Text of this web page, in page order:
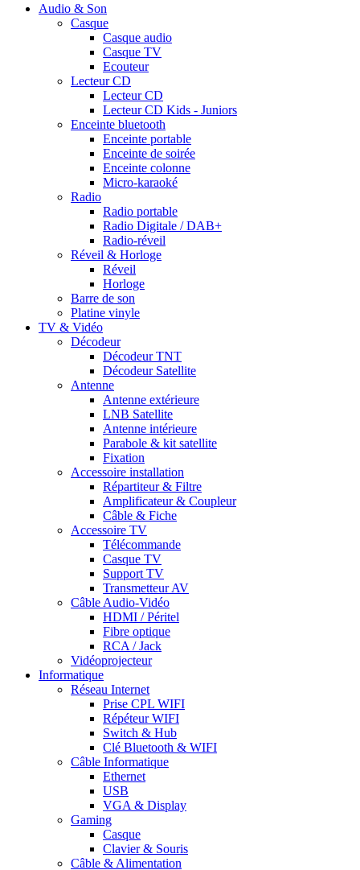
Audio & Son
Casque
Casque audio
Casque TV
Ecouteur
Lecteur CD
Lecteur CD
Lecteur CD Kids - Juniors
Enceinte bluetooth
Enceinte portable
Enceinte de soirée
Enceinte colonne
Micro-karaoké
Radio
Radio portable
Radio Digitale / DAB+
Radio-réveil
Réveil & Horloge
Réveil
Horloge
Barre de son
Platine vinyle
TV & Vidéo
Décodeur
Décodeur TNT
Décodeur Satellite
Antenne
Antenne extérieure
LNB Satellite
Antenne intérieure
Parabole & kit satellite
Fixation
Accessoire installation
Répartiteur & Filtre
Amplificateur & Coupleur
Câble & Fiche
Accessoire TV
Télécommande
Casque TV
Support TV
Transmetteur AV
Câble Audio-Vidéo
HDMI / Péritel
Fibre optique
RCA / Jack
Vidéoprojecteur
Informatique
Réseau Internet
Prise CPL WIFI
Répéteur WIFI
Switch & Hub
Clé Bluetooth & WIFI
Câble Informatique
Ethernet
USB
VGA & Display
Gaming
Casque
Clavier & Souris
Câble & Alimentation